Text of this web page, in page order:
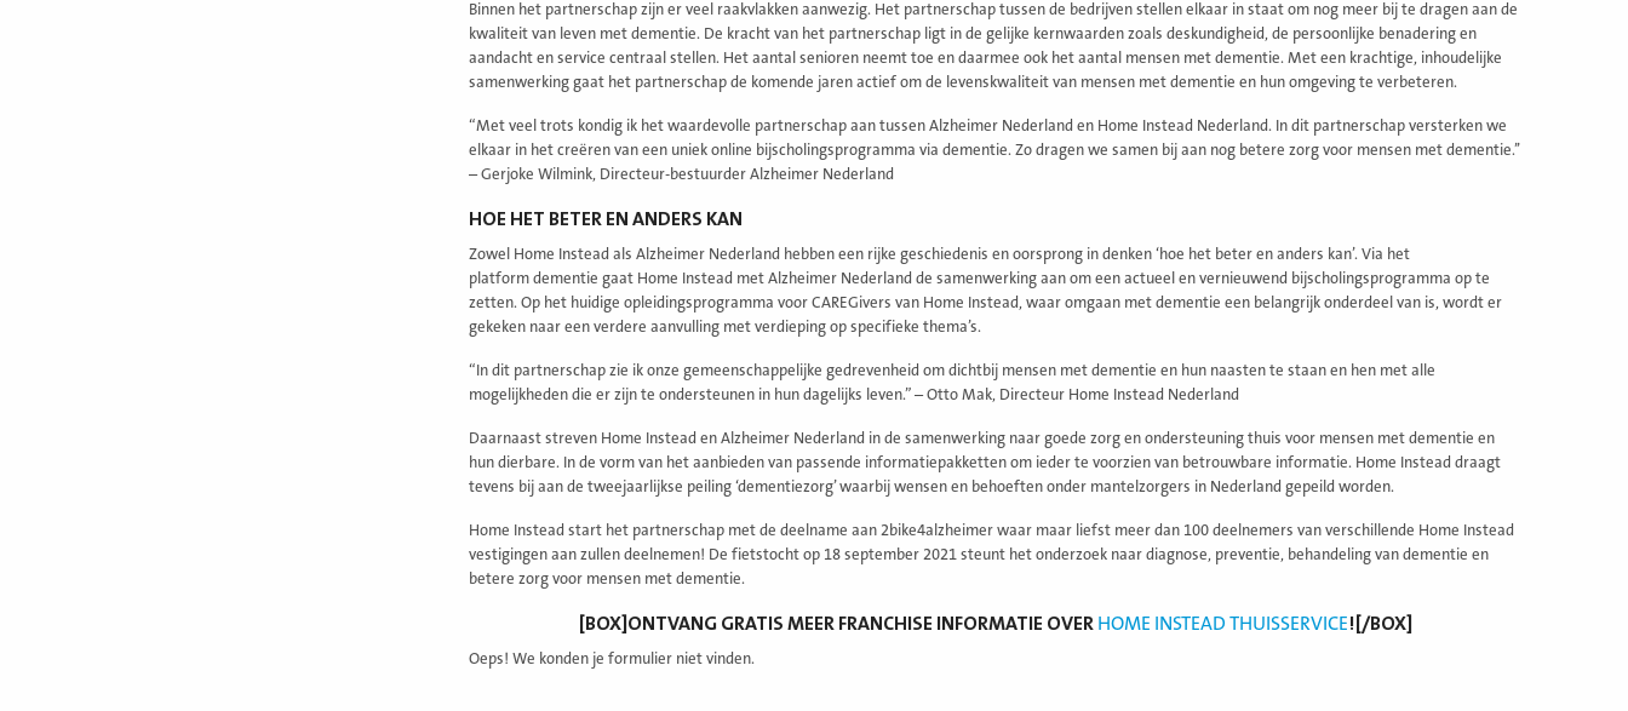
Binnen het partnerschap zijn er veel raakvlakken aanwezig. Het partnerschap tussen de bedrijven stellen elkaar in staat om nog meer bij te dragen aan de
kwaliteit van leven met dementie. De kracht van het partnerschap ligt in de gelijke kernwaarden zoals deskundigheid, de persoonlijke benadering en
aandacht en service centraal stellen. Het aantal senioren neemt toe en daarmee ook het aantal mensen met dementie. Met een krachtige, inhoudelijke
samenwerking gaat het partnerschap de komende jaren actief om de levenskwaliteit van mensen met dementie en hun omgeving te verbeteren.
“Met veel trots kondig ik het waardevolle partnerschap aan tussen Alzheimer Nederland en Home Instead Nederland. In dit partnerschap versterken we
elkaar in het creëren van een uniek online bijscholingsprogramma via dementie. Zo dragen we samen bij aan nog betere zorg voor mensen met dementie.’’
– Gerjoke Wilmink, Directeur-bestuurder Alzheimer Nederland
HOE HET BETER EN ANDERS KAN
Zowel Home Instead als Alzheimer Nederland hebben een rijke geschiedenis en oorsprong in denken ‘hoe het beter en anders kan’. Via het
platform dementie gaat Home Instead met Alzheimer Nederland de samenwerking aan om een actueel en vernieuwend bijscholingsprogramma op te
zetten. Op het huidige opleidingsprogramma voor CAREGivers van Home Instead, waar omgaan met dementie een belangrijk onderdeel van is, wordt er
gekeken naar een verdere aanvulling met verdieping op specifieke thema’s.
“In dit partnerschap zie ik onze gemeenschappelijke gedrevenheid om dichtbij mensen met dementie en hun naasten te staan en hen met alle
mogelijkheden die er zijn te ondersteunen in hun dagelijks leven.” – Otto Mak, Directeur Home Instead Nederland
Daarnaast streven Home Instead en Alzheimer Nederland in de samenwerking naar goede zorg en ondersteuning thuis voor mensen met dementie en
hun dierbare. In de vorm van het aanbieden van passende informatiepakketten om ieder te voorzien van betrouwbare informatie. Home Instead draagt
tevens bij aan de tweejaarlijkse peiling ‘dementiezorg’ waarbij wensen en behoeften onder mantelzorgers in Nederland gepeild worden.
Home Instead start het partnerschap met de deelname aan 2bike4alzheimer waar maar liefst meer dan 100 deelnemers van verschillende Home Instead
vestigingen aan zullen deelnemen! De fietstocht op 18 september 2021 steunt het onderzoek naar diagnose, preventie, behandeling van dementie en
betere zorg voor mensen met dementie.
[BOX]ONTVANG GRATIS MEER FRANCHISE INFORMATIE OVER HOME INSTEAD THUISSERVICE![/BOX]
Oeps! We konden je formulier niet vinden.